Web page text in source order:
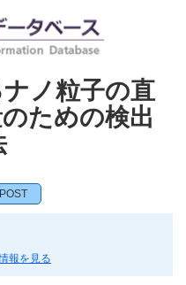
ノ粒子の直
ための検出
報を見る